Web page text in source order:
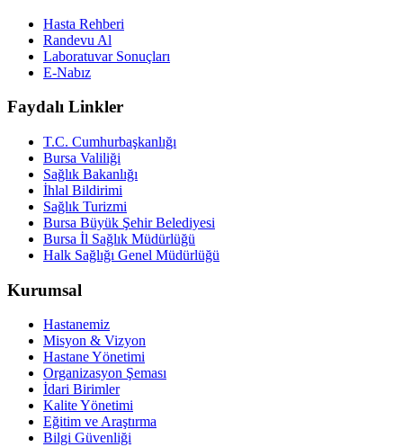
Hasta Rehberi
Randevu Al
Laboratuvar Sonuçları
E-Nabız
Faydalı Linkler
T.C. Cumhurbaşkanlığı
Bursa Valiliği
Sağlık Bakanlığı
İhlal Bildirimi
Sağlık Turizmi
Bursa Büyük Şehir Belediyesi
Bursa İl Sağlık Müdürlüğü
Halk Sağlığı Genel Müdürlüğü
Kurumsal
Hastanemiz
Misyon & Vizyon
Hastane Yönetimi
Organizasyon Şeması
İdari Birimler
Kalite Yönetimi
Eğitim ve Araştırma
Bilgi Güvenliği